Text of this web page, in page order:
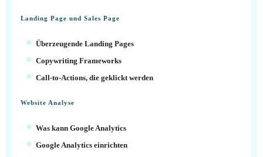
Landing Page und Sales Page
Überzeugende Landing Pages
Copywriting Frameworks
Call-to-Actions, die geklickt werden
Website Analyse
Was kann Google Analytics
Google Analytics einrichten